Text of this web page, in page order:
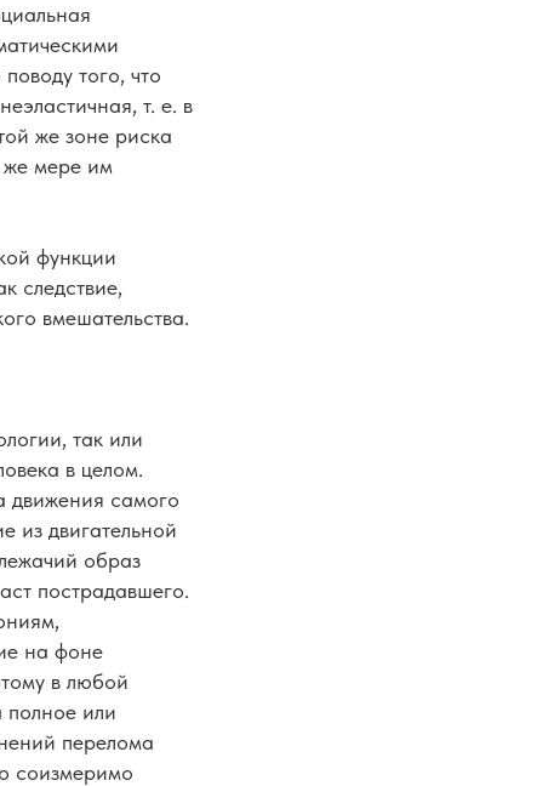
того, что
т. е. в
же зоне риска
же мере им
функции
следствие,
вмешательства.
так или
в целом.
движения самого
из двигательной
образ
пострадавшего.
на фоне
в любой
полное или
перелома
соизмеримо